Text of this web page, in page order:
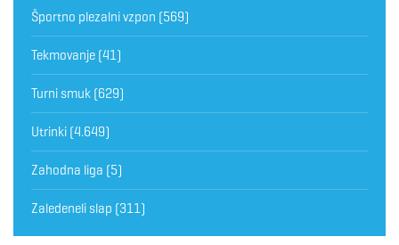
Športno plezalni vzpon (569)
Tekmovanje (41)
Turni smuk (629)
Utrinki (4.649)
Zahodna liga (5)
Zaledeneli slap (311)